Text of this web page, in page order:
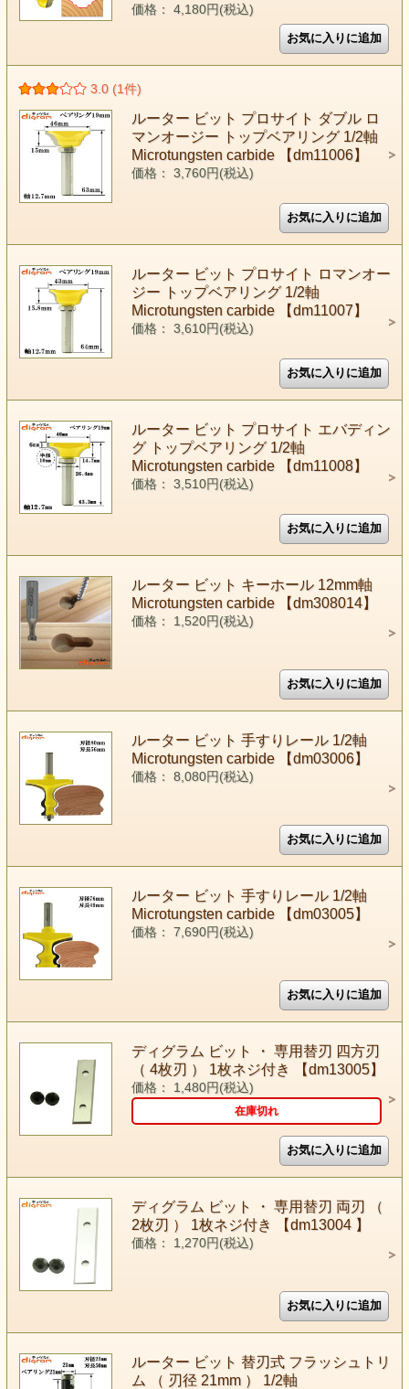
価格： 4,180円(税込)
3.0 (1件)
ルーター ビット プロサイト ダブル ロ
マンオージー トップベアリング 1/2軸
Microtungsten carbide 【dm11006】
価格： 3,760円(税込)
ルーター ビット プロサイト ロマンオー
ジー トップベアリング 1/2軸
Microtungsten carbide 【dm11007】
価格： 3,610円(税込)
ルーター ビット プロサイト エバディン
グ トップベアリング 1/2軸
Microtungsten carbide 【dm11008】
価格： 3,510円(税込)
ルーター ビット キーホール 12mm軸
Microtungsten carbide 【dm308014】
価格： 1,520円(税込)
ルーター ビット 手すりレール 1/2軸
Microtungsten carbide 【dm03006】
価格： 8,080円(税込)
ルーター ビット 手すりレール 1/2軸
Microtungsten carbide 【dm03005】
価格： 7,690円(税込)
ディグラム ビット ・ 専用替刃 四方刃
（ 4枚刃 ） 1枚ネジ付き 【dm13005】
価格： 1,480円(税込)
在庫切れ
ディグラム ビット ・ 専用替刃 両刃 （
2枚刃 ） 1枚ネジ付き 【dm13004 】
価格： 1,270円(税込)
ルーター ビット 替刃式 フラッシュトリ
ム （ 刃径 21mm ） 1/2軸